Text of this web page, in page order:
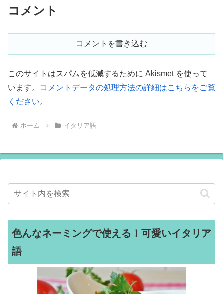
コメント
コメントを書き込む
このサイトはスパムを低減するために Akismet を使って
います。
コメントデータの処理方法の詳細はこちらをご覧
ください。
ホーム イタリア語
色んなネーミングで使える！可愛いイタリア
語